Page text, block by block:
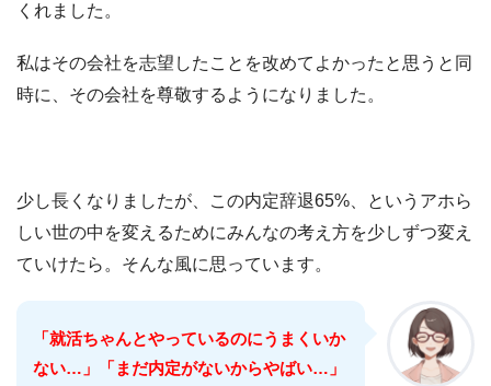
くれました。
私はその会社を志望したことを改めてよかったと思うと同
時に、その会社を尊敬するようになりました。
少し長くなりましたが、この内定辞退65%、というアホら
しい世の中を変えるためにみんなの考え方を少しずつ変え
ていけたら。そんな風に思っています。
「就活ちゃんとやっているのにうまくいか
ない…」「まだ内定がないからやばい…」